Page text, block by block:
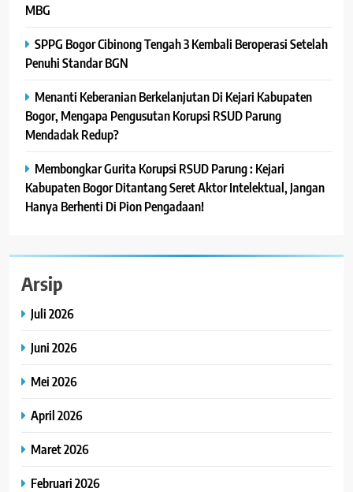
MBG
SPPG Bogor Cibinong Tengah 3 Kembali Beroperasi Setelah
Penuhi Standar BGN
Menanti Keberanian Berkelanjutan Di Kejari Kabupaten
Bogor, Mengapa Pengusutan Korupsi RSUD Parung
Mendadak Redup?
Membongkar Gurita Korupsi RSUD Parung : Kejari
Kabupaten Bogor Ditantang Seret Aktor Intelektual, Jangan
Hanya Berhenti Di Pion Pengadaan!
Arsip
Juli 2026
Juni 2026
Mei 2026
April 2026
Maret 2026
Februari 2026